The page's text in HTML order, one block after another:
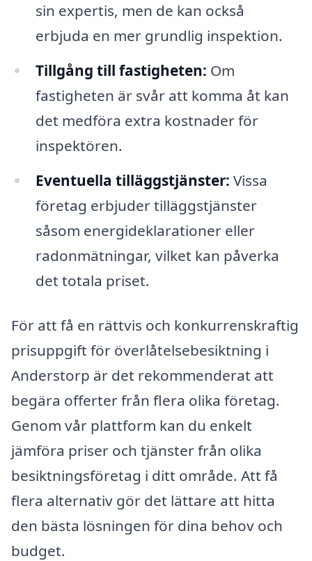
sin expertis, men de kan också
erbjuda en mer grundlig inspektion.
Tillgång till fastigheten: Om
fastigheten är svår att komma åt kan
det medföra extra kostnader för
inspektören.
Eventuella tilläggstjänster: Vissa
företag erbjuder tilläggstjänster
såsom energideklarationer eller
radonmätningar, vilket kan påverka
det totala priset.
För att få en rättvis och konkurrenskraftig
prisuppgift för överlåtelsebesiktning i
Anderstorp är det rekommenderat att
begära offerter från flera olika företag.
Genom vår plattform kan du enkelt
jämföra priser och tjänster från olika
besiktningsföretag i ditt område. Att få
flera alternativ gör det lättare att hitta
den bästa lösningen för dina behov och
budget.